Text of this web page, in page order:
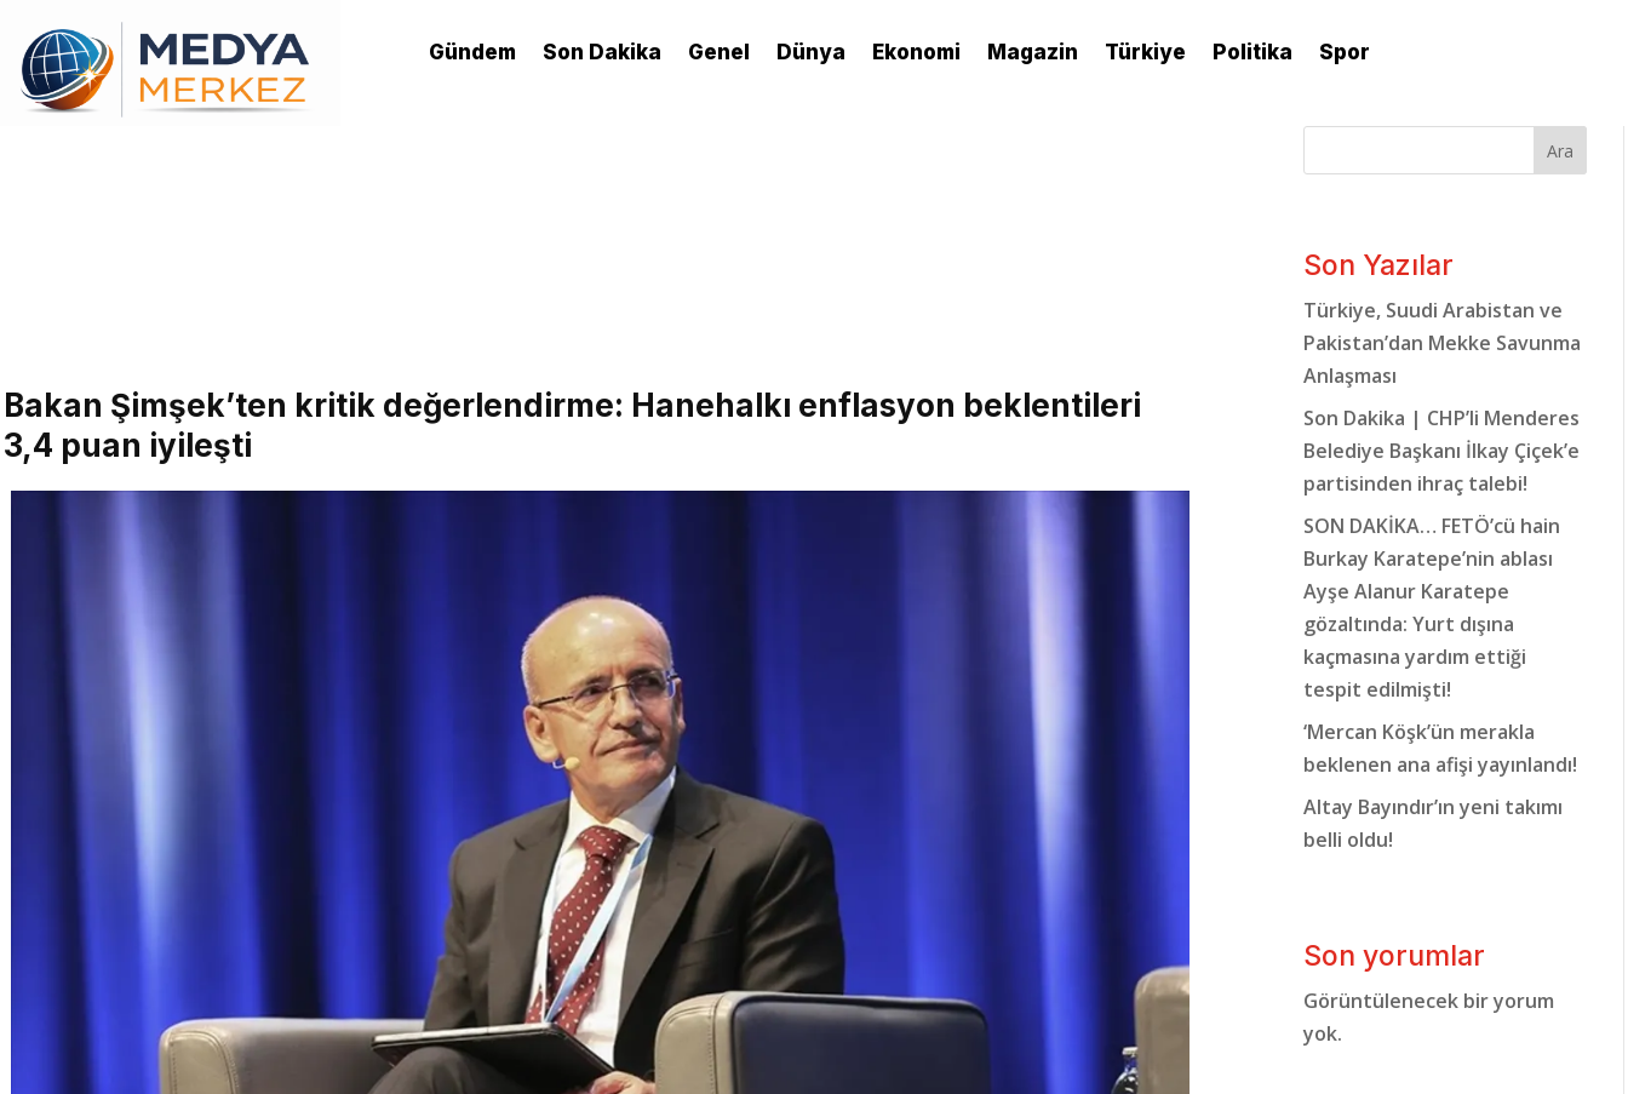
Gündem Son Dakika Genel Dünya Ekonomi Magazin Türkiye Politika Spor
Bakan Şimşek’ten kritik değerlendirme: Hanehalkı enflasyon beklentileri
3,4 puan iyileşti
Ara
Son Yazılar
Türkiye, Suudi Arabistan ve
Pakistan’dan Mekke Savunma
Anlaşması
Son Dakika | CHP’li Menderes
Belediye Başkanı İlkay Çiçek’e
partisinden ihraç talebi!
SON DAKİKA… FETÖ’cü hain
Burkay Karatepe’nin ablası
Ayşe Alanur Karatepe
gözaltında: Yurt dışına
kaçmasına yardım ettiği
tespit edilmişti!
‘Mercan Köşk’ün merakla
beklenen ana afişi yayınlandı!
Altay Bayındır’ın yeni takımı
belli oldu!
Son yorumlar
Görüntülenecek bir yorum
yok.